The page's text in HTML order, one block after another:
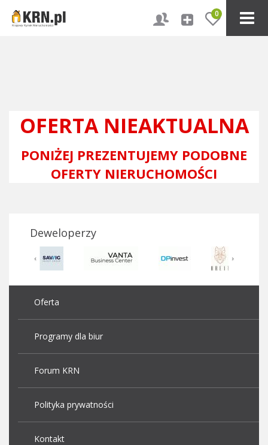
0
OFERTA NIEAKTUALNA
PONIŻEJ PREZENTUJEMY PODOBNE
OFERTY NIERUCHOMOŚCI
Deweloperzy
Oferta
Programy dla biur
Forum KRN
Polityka prywatności
Kontakt